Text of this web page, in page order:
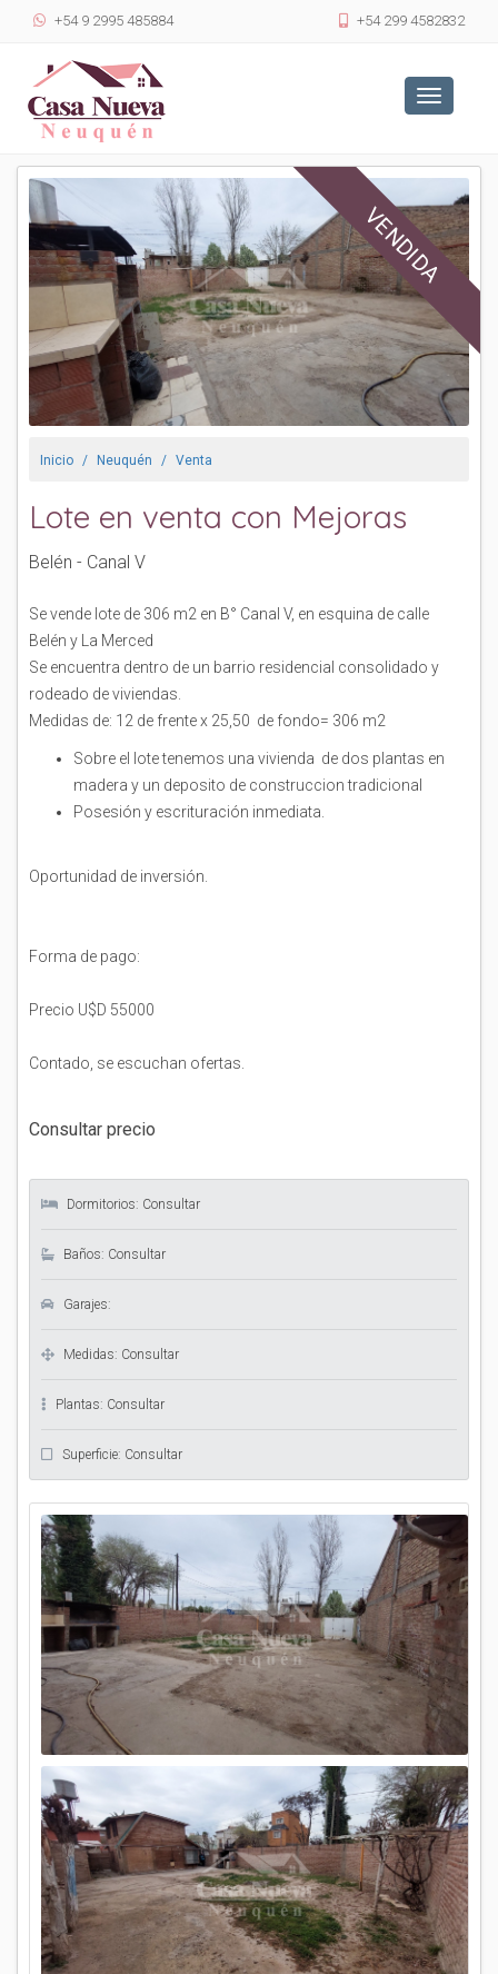
+54 9 2995 485884 +54 299 4582832
Toggle
VENDIDA
Inicio Neuquén Venta
Lote en venta con Mejoras
Belén - Canal V
Se vende lote de 306 m2 en B° Canal V, en esquina de calle
Belén y La Merced
Se encuentra dentro de un barrio residencial consolidado y
rodeado de viviendas.
Medidas de: 12 de frente x 25,50 de fondo= 306 m2
Sobre el lote tenemos una vivienda de dos plantas en
madera y un deposito de construccion tradicional
Posesión y escrituración inmediata.
Oportunidad de inversión.
Forma de pago:
Precio U$D 55000
Contado, se escuchan ofertas.
Consultar precio
Dormitorios: Consultar
Baños: Consultar
Garajes:
Medidas: Consultar
Plantas: Consultar
Superficie: Consultar